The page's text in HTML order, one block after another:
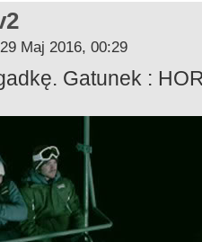
29 Maj 2016, 00:29
Gatunek :